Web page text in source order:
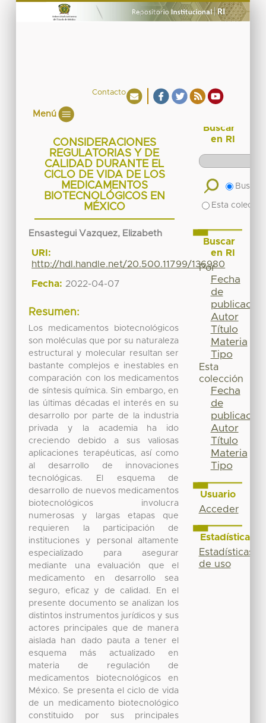
Contacto
Menú
CONSIDERACIONES
REGULATORIAS Y DE
CALIDAD DURANTE EL
CICLO DE VIDA DE LOS
MEDICAMENTOS
BIOTECNOLÓGICOS EN
MÉXICO
Ensastegui Vazquez, Elizabeth
URI:
http://hdl.handle.net/20.500.11799/136980
Fecha: 2022-04-07
Resumen:
Los medicamentos biotecnológicos
son moléculas que por su naturaleza
estructural y molecular resultan ser
bastante complejos e inestables en
comparación con los medicamentos
de síntesis química. Sin embargo, en
las últimas décadas el interés en su
desarrollo por parte de la industria
privada y la academia ha ido
creciendo debido a sus valiosas
aplicaciones terapéuticas, así como
al desarrollo de innovaciones
tecnológicas. El esquema de
desarrollo de nuevos medicamentos
biotecnológicos involucra
numerosas y largas etapas que
requieren la participación de
instituciones y personal altamente
especializado para asegurar
mediante una evaluación que el
medicamento en desarrollo sea
seguro, eficaz y de calidad. En el
presente documento se analizan los
distintos instrumentos jurídicos y sus
actores principales que de manera
aislada han dado pauta a tener el
esquema más actualizado en
materia de regulación de
medicamentos biotecnológicos en
México. Se presenta el ciclo de vida
de un medicamento biotecnológico
constituido por sus principales
Buscar
en RI
Buscar
Esta
Buscar
en RI
Por
Fecha
de
publicación
Autor
Título
Materia
Tipo
Esta
colección
Fecha
de
publicación
Autor
Título
Materia
Tipo
Usuario
Acceder
Estadísticas
Estadísticas
de uso